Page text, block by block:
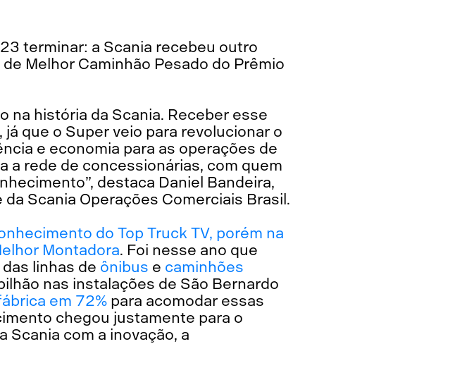
terminar: a Scania recebeu outro
Melhor Caminhão Pesado do Prêmio
na história da Scania. Receber esse
que o Super veio para revolucionar o
e economia para as operações de
a rede de concessionárias, com quem
destaca Daniel Bandeira,
Scania Operações Comerciais Brasil.
do Top Truck TV, porém na
Montadora. Foi nesse ano que
das linhas de ônibus e caminhões
nas instalações de São Bernardo
em 72% para acomodar essas
chegou justamente para o
Scania com a inovação, a